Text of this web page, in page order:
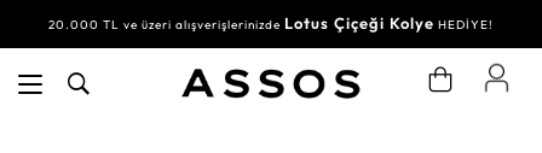
20.000 TL ve üzeri alışverişlerinizde Lotus Çiçeği Kolye HEDİYE!